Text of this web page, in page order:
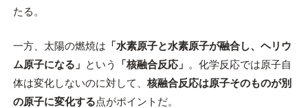
たる。
一方、太陽の燃焼は 「水素原子と水素原子が融合し、ヘリウ
ム原子になる」 という 「核融合反応」 。化学反応では原子自
体は変化しないのに対して、 核融合反応は原子そのものが別
の原子に変化する点がポイントだ。